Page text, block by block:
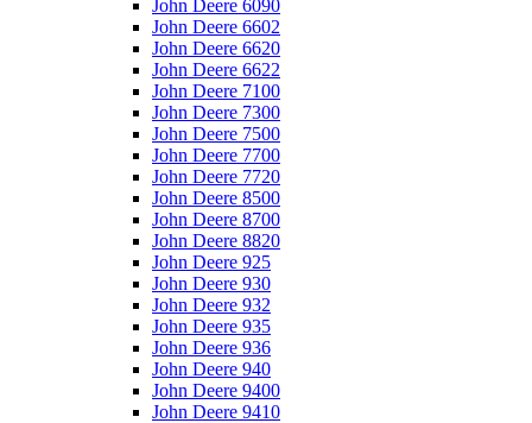
John Deere 6090
John Deere 6602
John Deere 6620
John Deere 6622
John Deere 7100
John Deere 7300
John Deere 7500
John Deere 7700
John Deere 7720
John Deere 8500
John Deere 8700
John Deere 8820
John Deere 925
John Deere 930
John Deere 932
John Deere 935
John Deere 936
John Deere 940
John Deere 9400
John Deere 9410